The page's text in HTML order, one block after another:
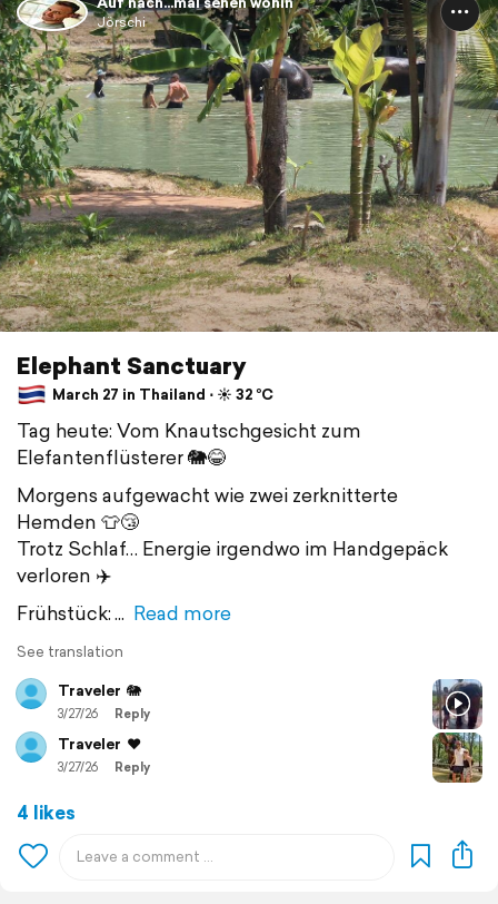
Jörschi
Elephant Sanctuary
March 27 in Thailand ⋅ ☀️ 32 °C
Tag heute: Vom Knautschgesicht zum
Elefantenflüsterer 🐘😂
Morgens aufgewacht wie zwei zerknitterte
Hemden 👕😴
Trotz Schlaf… Energie irgendwo im Handgepäck
verloren ✈️
Frühstück:
Read more
See translation
Traveler 🐘
3/27/26 Reply
Traveler ❤️
3/27/26 Reply
4 likes